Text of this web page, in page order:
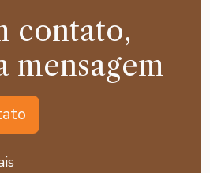
contato,
mensagem